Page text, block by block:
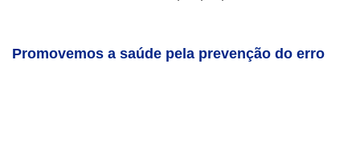
Promovemos a saúde pela prevenção do erro